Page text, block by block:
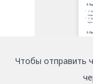
Чтобы отправить